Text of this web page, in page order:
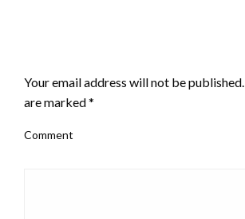
Your email address will not be published.
are marked*
Comment